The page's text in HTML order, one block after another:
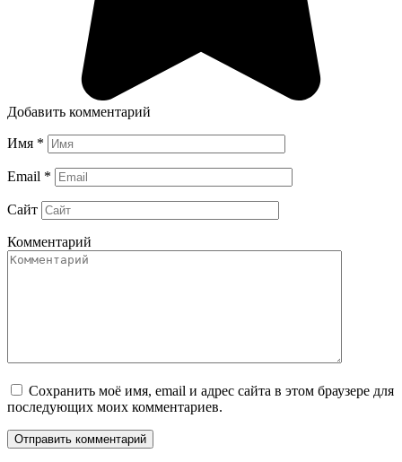
Добавить комментарий
Имя *
Email *
Сайт
Комментарий
Сохранить моё имя, email и адрес сайта в этом браузере для
последующих моих комментариев.